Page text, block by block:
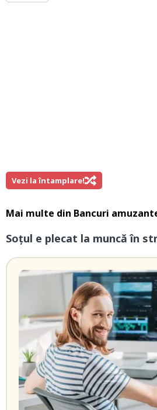
Vezi la întamplare!
Mai multe din Bancuri
Soțul e plecat la muncă în